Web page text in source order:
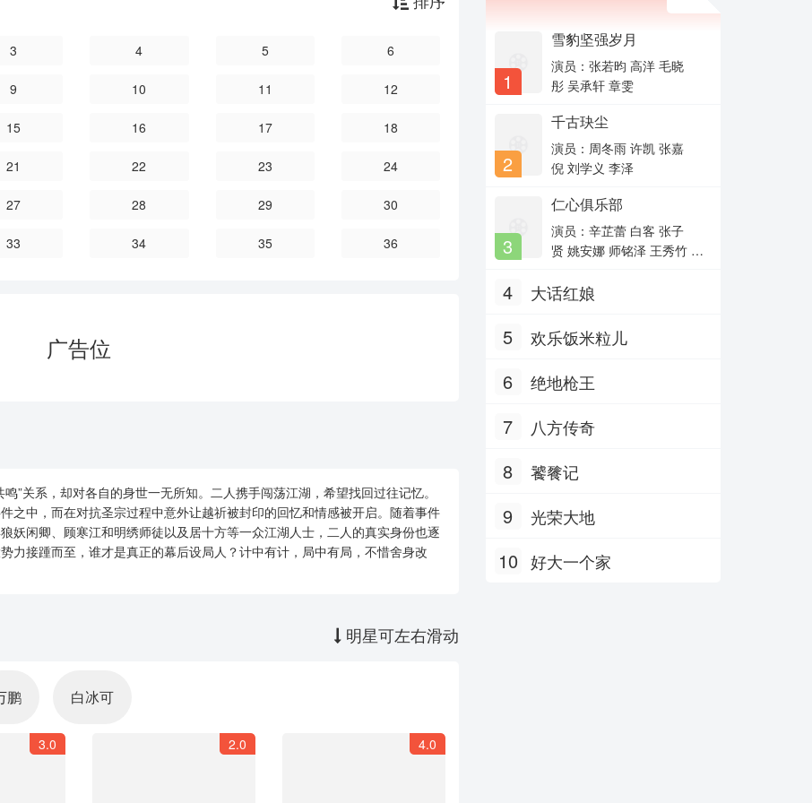
3 4 5 6
9 10 11 12
15 16 17 18
21 22 23 24
27 28 29 30
33 34 35 36
广告位
”关系，却对各自的身世一无所知。二人携手闯荡江湖，希望找回过往记忆。
之中，而在对抗圣宗过程中意外让越祈被封印的回忆和情感被开启。随着事件
妖闲卿、顾寒江和明绣师徒以及居十方等一众江湖人士，二人的真实身份也逐
力接踵而至，谁才是真正的幕后设局人？计中有计，局中有局，不惜舍身改
明星可左右滑动
鹏 白冰可
3.0 2.0 4.0
1
雪豹坚强岁月
演员：张若昀 高洋 毛晓
彤 吴承轩 章雯
2
千古玦尘
演员：周冬雨 许凯 张嘉
倪 刘学义 李泽
3
仁心俱乐部
演员：辛芷蕾 白客 张子
贤 姚安娜 师铭泽 王秀竹 李
韦 曹瑞 姚安濂 鄂靖文 句
风 艾米 银雪 胡嘉欣 陈冠
甯 于小彬 隋咏良 柳明明 刘
4 大话红娘
5 欢乐饭米粒儿
6 绝地枪王
7 八方传奇
8 饕餮记
9 光荣大地
10 好大一个家